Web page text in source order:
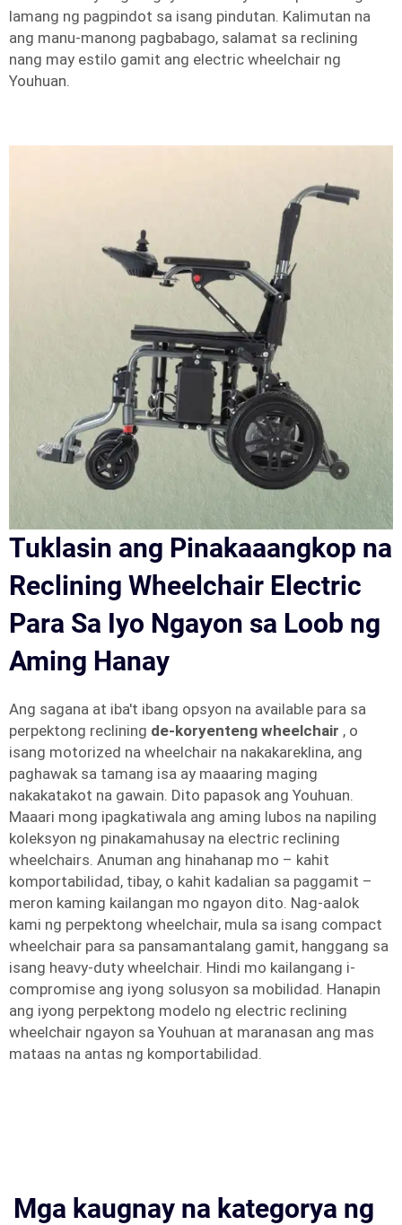
lamang ng pagpindot sa isang pindutan. Kalimutan na
ang manu-manong pagbabago, salamat sa reclining
nang may estilo gamit ang electric wheelchair ng
Youhuan.
Tuklasin ang Pinakaaangkop na
Reclining Wheelchair Electric
Para Sa Iyo Ngayon sa Loob ng
Aming Hanay
Ang sagana at iba't ibang opsyon na available para sa
perpektong reclining de-koryenteng wheelchair , o
isang motorized na wheelchair na nakakareklina, ang
paghawak sa tamang isa ay maaaring maging
nakakatakot na gawain. Dito papasok ang Youhuan.
Maaari mong ipagkatiwala ang aming lubos na napiling
koleksyon ng pinakamahusay na electric reclining
wheelchairs. Anuman ang hinahanap mo – kahit
komportabilidad, tibay, o kahit kadalian sa paggamit –
meron kaming kailangan mo ngayon dito. Nag-aalok
kami ng perpektong wheelchair, mula sa isang compact
wheelchair para sa pansamantalang gamit, hanggang sa
isang heavy-duty wheelchair. Hindi mo kailangang i-
compromise ang iyong solusyon sa mobilidad. Hanapin
ang iyong perpektong modelo ng electric reclining
wheelchair ngayon sa Youhuan at maranasan ang mas
mataas na antas ng komportabilidad.
Mga kaugnay na kategorya ng